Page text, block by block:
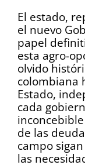
El estado,
el nuevo
papel
esta agro-
olvido
colombiana
Estado,
cada
de las
campo
las